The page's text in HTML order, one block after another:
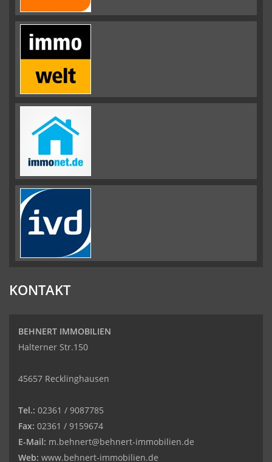
KONTAKT
BEHNERT IMMOBILIEN
Halterner Str.150
45657 Recklinghausen
Tel.: 02361 / 9087785
Fax: 02361 / 9159674
E-Mail: m.behnert@behnert-immobilien.de
Web: www.behnert-immobilien.de